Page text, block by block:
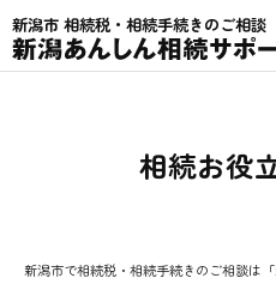
新潟市 相続税・相続手続きのご相談
相続お役
新潟市で相続税・相続手続きのご相談は